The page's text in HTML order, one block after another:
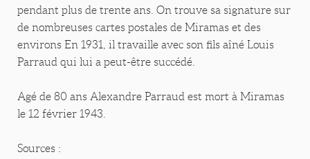
pendant plus de trente ans. On trouve sa signature sur
de nombreuses cartes postales de Miramas et des
environs En 1931, il travaille avec son fils aîné Louis
Parraud qui lui a peut-être succédé.
Agé de 80 ans Alexandre Parraud est mort à Miramas
le 12 février 1943.
Sources :